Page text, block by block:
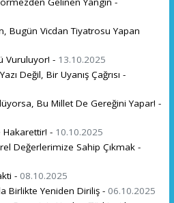
Bugün Vicdan Tiyatrosu Yapan
Vuruluyor! - 13.10.2025
Değil, Bir Uyanış Çağrısı -
Bu Millet De Gereğini Yapar! -
Hakarettir! - 10.10.2025
Değerlerimize Sahip Çıkmak -
- 08.10.2025
Birlikte Yeniden Diriliş - 06.10.2025